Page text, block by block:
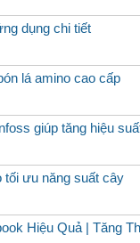
dụng chi tiết
lá amino cao cấp
giúp tăng hiệu
tối ưu năng suất cây
Hiệu Quả | Tăng